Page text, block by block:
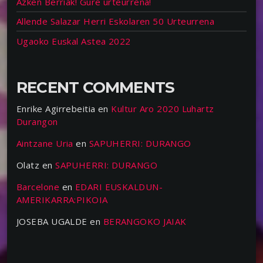
Allende Salazar Herri Eskolaren 50 Urteurrena
Ugaoko Euskal Astea 2022
RECENT COMMENTS
Enrike Agirrebeitia en Kultur Aro 2020 Luhartz
Durangon
Aintzane Uria en SAPUHERRI: DURANGO
Olatz enSAPUHERRI: DURANGO
Barcelone en EDARI EUSKALDUN-
AMERIKARRA:PIKOIA
JOSEBA UGALDE en BERANGOKO JAIAK